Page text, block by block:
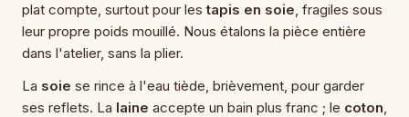
plat compte, surtout pour lestapis en soie, fragiles sous
leur propre poids mouillé. Nous étalons la pièce entière
dans l'atelier, sans la plier.
La soie se rince à l'eau tiède, brièvement, pour garder
ses reflets. La laine accepte un bain plus franc ; le coton,